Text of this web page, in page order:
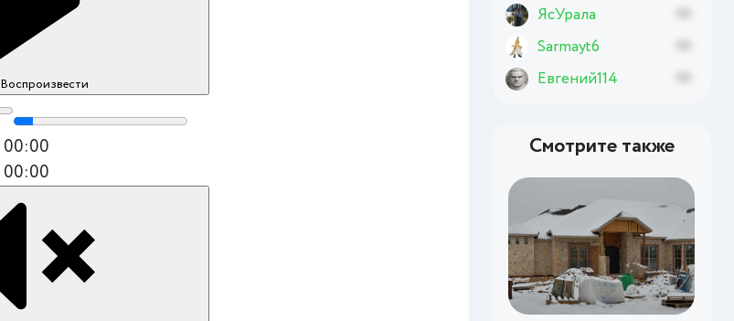
ЯсУрала
Sarmayt6
Евгений114
Смотрите также
Воспроизвести
00:00
00:00